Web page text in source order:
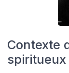
Contexte
spiritueux